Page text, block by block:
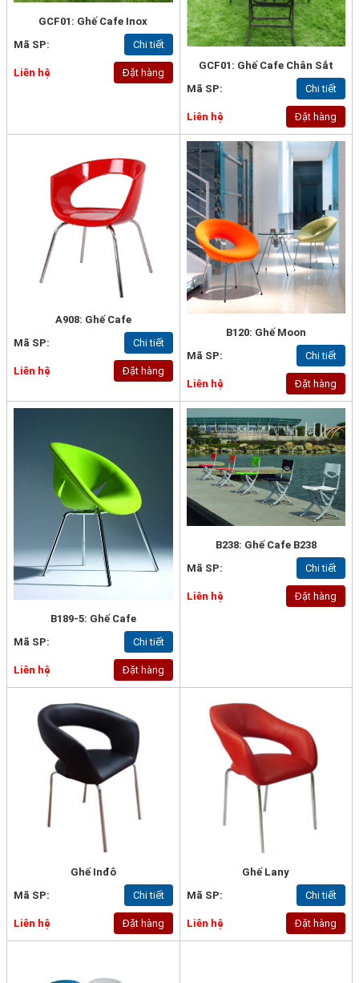
GCF01: Ghế Cafe Inox
Mã SP:
Chi tiết
Liên hệ Đặt hàng
GCF01: Ghế Cafe Chân Sắt
Mã SP:
Chi tiết
Liên hệ Đặt hàng
A908: Ghế Cafe
Mã SP:
Chi tiết
Liên hệ Đặt hàng
B120: Ghế Moon
Mã SP:
Chi tiết
Liên hệ Đặt hàng
B189-5: Ghế Cafe
Mã SP:
Chi tiết
Liên hệ Đặt hàng
B238: Ghế Cafe B238
Mã SP:
Chi tiết
Liên hệ Đặt hàng
Ghế Inđô
Mã SP:
Chi tiết
Liên hệ Đặt hàng
Ghế Lany
Mã SP:
Chi tiết
Liên hệ Đặt hàng